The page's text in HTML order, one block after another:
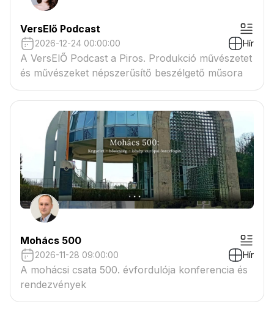
VersElő Podcast
2026-12-24 00:00:00 Hír
A VersElŐ Podcast a Piros. Produkció művészetet
és művészeket népszerűsítő beszélgető műsora
Mohács 500
2026-11-28 09:00:00 Hír
A mohácsi csata 500. évfordulója konferencia és
rendezvények